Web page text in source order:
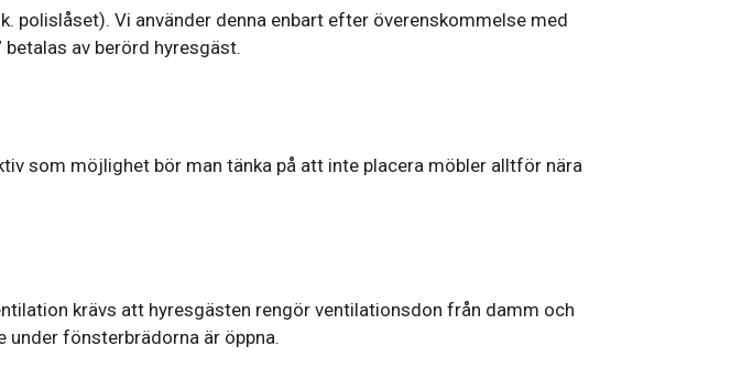
polislåset). Vi använder denna enbart efter överenskommelse med
betalas av berörd hyresgäst.
som möjlighet bör man tänka på att inte placera möbler alltför nära
krävs att hyresgästen rengör ventilationsdon från damm och
fönsterbrädorna är öppna.